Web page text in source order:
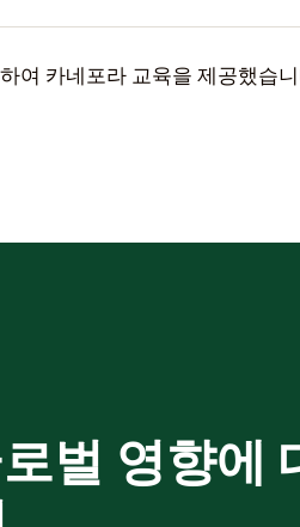
여 카네포라 교육을 제공했습
벌 영향에